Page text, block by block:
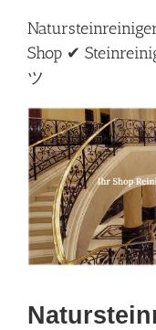
Shop ✔
ツ